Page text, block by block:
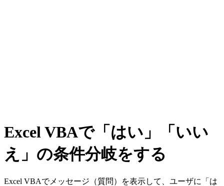
Excel VBAで「はい」「いい
え」の条件分岐をする
Excel VBAでメッセージ（質問）を表示して、ユーザに「は